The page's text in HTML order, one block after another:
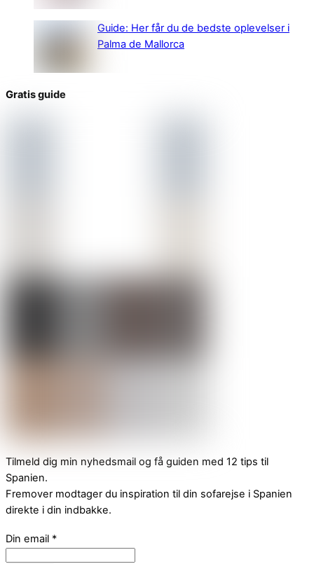
Guide: Her får du de bedste oplevelser i
Palma de Mallorca
Gratis guide
Tilmeld dig min nyhedsmail og få guiden med 12 tips til
Spanien.
Fremover modtager du inspiration til din sofarejse i Spanien
direkte i din indbakke.
Din email *